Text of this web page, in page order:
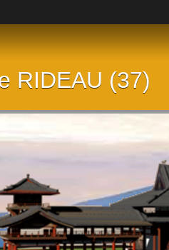
RIDEAU (37)